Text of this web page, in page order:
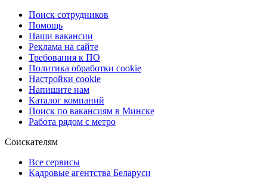
Поиск сотрудников
Помощь
Наши вакансии
Реклама на сайте
Требования к ПО
Политика обработки cookie
Настройки cookie
Напишите нам
Каталог компаний
Поиск по вакансиям в Минске
Работа рядом с метро
Соискателям
Все сервисы
Кадровые агентства Беларуси